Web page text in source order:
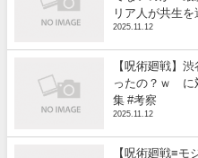
リア人が共生を
2025.11.12
【呪術廻戦】
ったの？ｗ に
集 #考察
2025.11.12
【呪術廻戦≡モ